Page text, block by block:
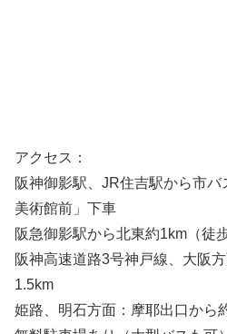
アクセス：
阪神御影駅、JR住吉駅から市
美術館前」下車
阪急御影駅から北東約1km（徒
阪神高速道路3号神戸線、大阪
1.5km
姫路、明石方面：摩耶出口から